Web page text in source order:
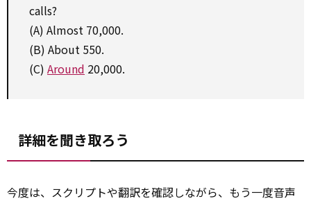
calls?
(A) Almost 70,000.
(B) About 550.
(C) Around 20,000.
詳細を聞き取ろう
今度は、スクリプトや翻訳を確認しながら、もう一度音声